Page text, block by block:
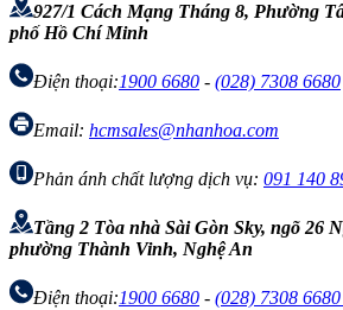
927/1 Cách Mạng Tháng 8, Phường
phố Hồ Chí Minh
Điện thoại:1900 6680 - (028) 7308 6680
Email: hcmsales@nhanhoa.com
Phản ánh chất lượng dịch vụ: 091 140
Tầng 2 Tòa nhà Sài Gòn Sky, ngõ 26
phường Thành Vinh, Nghệ An
Điện thoại:1900 6680 - (028) 7308